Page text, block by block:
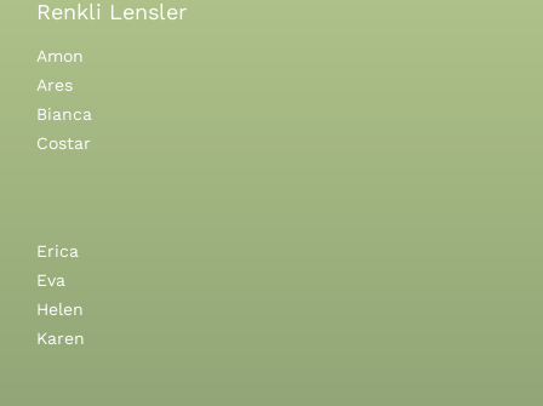
Renkli Lensler
Amon
Ares
Bianca
Costar
Erica
Eva
Helen
Karen